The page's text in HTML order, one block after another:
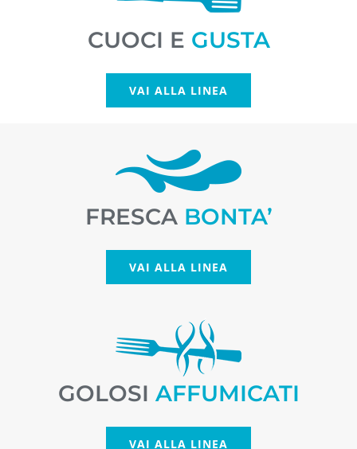
CUOCI E GUSTA
VAI ALLA LINEA
FRESCA BONTA’
VAI ALLA LINEA
GOLOSI AFFUMICATI
VAI ALLA LINEA